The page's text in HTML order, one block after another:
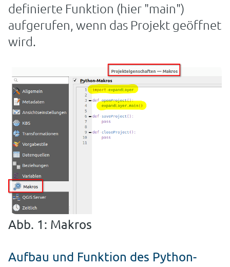
definierte Funktion (hier "main")
aufgerufen, wenn das Projekt geöffnet
wird.
Abb. 1: Makros
Aufbau und Funktion des Python-